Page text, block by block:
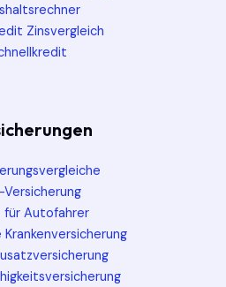
Zinsvergleich
Versicherung
für Autofahrer